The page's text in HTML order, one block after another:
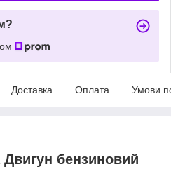
Доставка Оплата Умови
Двигун бензиновий